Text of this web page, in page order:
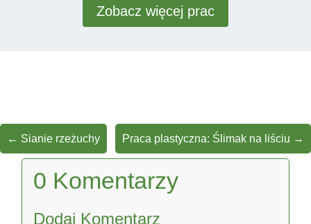
Zobacz więcej prac
← Sianie rzeżuchy Praca plastyczna: Ślimak na liściu →
0 Komentarzy
Dodaj Komentarz